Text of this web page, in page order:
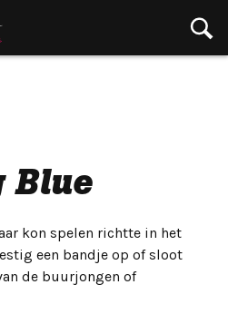
Blue
kon spelen richtte in het
een bandje op of sloot
de buurjongen of